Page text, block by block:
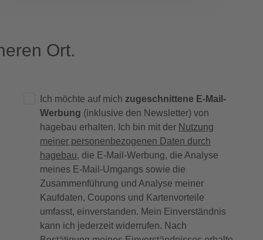
Ort.
Ich möchte auf mich zugeschnittene E-Mail-
Werbung (inklusive den Newsletter) von
hagebau erhalten. Ich bin mit der Nutzung
meiner personenbezogenen Daten durch
hagebau, die E-Mail-Werbung, die Analyse
meines E-Mail-Umgangs sowie die
Zusammenführung und Analyse meiner
Kaufdaten, Coupons und Kartenvorteile
umfasst, einverstanden. Mein Einverständnis
kann ich jederzeit widerrufen. Nach